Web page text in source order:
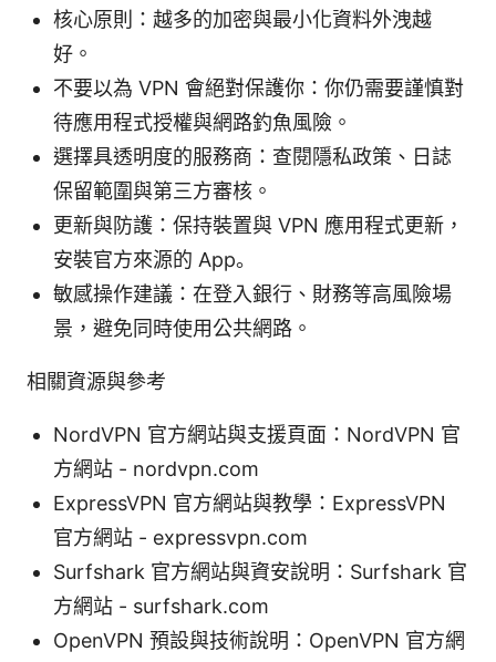
核心原則：越多的加密與最小化資料外洩越
好。
不要以為 VPN 會絕對保護你：你仍需要謹慎對
待應用程式授權與網路釣魚風險。
選擇具透明度的服務商：查閱隱私政策、日誌
保留範圍與第三方審核。
更新與防護：保持裝置與 VPN 應用程式更新，
安裝官方來源的 App。
敏感操作建議：在登入銀行、財務等高風險場
景，避免同時使用公共網路。
相關資源與參考
NordVPN 官方網站與支援頁面：NordVPN 官
方網站 - nordvpn.com
ExpressVPN 官方網站與教學：ExpressVPN
官方網站 - expressvpn.com
Surfshark 官方網站與資安說明：Surfshark 官
方網站 - surfshark.com
OpenVPN 預設與技術說明：OpenVPN 官方網